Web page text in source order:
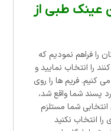
عینک طبی از
را فراهم نمودیم که
را انتخاب نمایید و
کنیم. فریم ها را روی
پسند شما واقع شد،
شما مستلزم
انتخاب نکنید